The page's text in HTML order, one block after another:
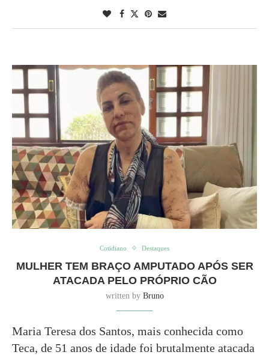
Cotidiano Destaques
MULHER TEM BRAÇO AMPUTADO APÓS SER
ATACADA PELO PRÓPRIO CÃO
written by Bruno
Maria Teresa dos Santos, mais conhecida como
Teca, de 51 anos de idade foi brutalmente atacada